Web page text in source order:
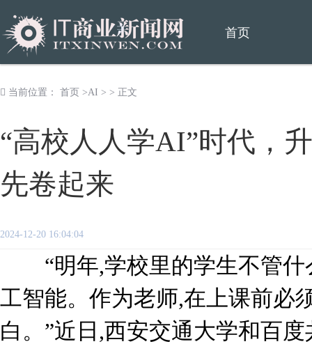
首页
当前位置： 首页 >AI > > 正文
“高校人人学AI”时代，
先卷起来
2024-12-20 16:04:04
“明年,学校里的学生不管什
工智能。作为老师,在上课前必
白。”近日,西安交通大学和百